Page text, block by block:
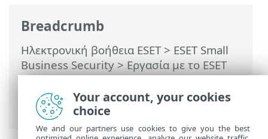
Breadcrumb
Ηλεκτρονική βοήθεια ESET> ESET Small
Business Security>Εργασία με το ESET
Small Business Security>Ρυθμίσεις για
προχωρημένους>Περιβάλλον χρήστη>
Στοιχεία διασύνδεσης χρήστη
Your account, your cookies
choice
We and our partners use cookies to give you the best